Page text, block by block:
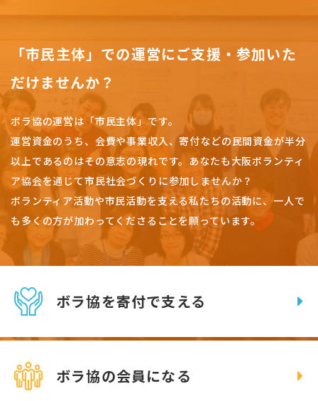
「市民主体」での運営にご支援・参加いた
だけませんか？
ボラ協の運営は「市民主体」です。
運営資金のうち、会費や事業収入、寄付などの民間資金が半分
以上であるのはその意志の現れです。 あなたも大阪ボランティ
ア協会を通じて市民社会づくりに参加しませんか？
ボランティア活動や市民活動を支える私たちの活動に、一人で
も多くの方が加わってくださることを願っています。
ボラ協を寄付で支える
ボラ協の会員になる